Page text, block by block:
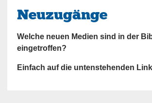
Neuzugänge
Welche neuen Medien sind in der
eingetroffen?
Einfach auf die untenstehenden